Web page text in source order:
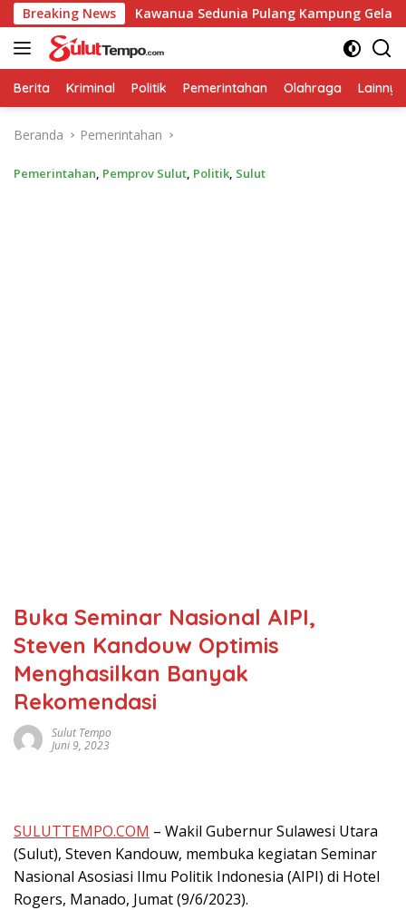
Langsung
ke
konten
Breaking NewsKawanua Sedunia Pulang Kampung Gelar Bakti
Berita Kriminal Politik Pemerintahan Olahraga Lainnya
Beranda Pemerintahan
Pemerintahan, Pemprov Sulut, Politik, Sulut
Buka Seminar Nasional AIPI,
Steven Kandouw Optimis
Menghasilkan Banyak
Rekomendasi
Sulut Tempo
Juni 9, 2023
SULUTTEMPO.COM – Wakil Gubernur Sulawesi Utara
(Sulut), Steven Kandouw, membuka kegiatan Seminar
Nasional Asosiasi Ilmu Politik Indonesia (AIPI) di Hotel
Rogers, Manado, Jumat (9/6/2023).